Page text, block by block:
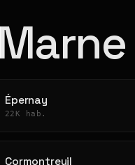
Épernay
22K hab.
Cormontreuil